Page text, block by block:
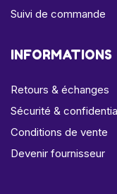
Suivi de commande
INFORMATIONS
Retours & échanges
Sécurité &
Conditions de vente
Devenir fournisseur